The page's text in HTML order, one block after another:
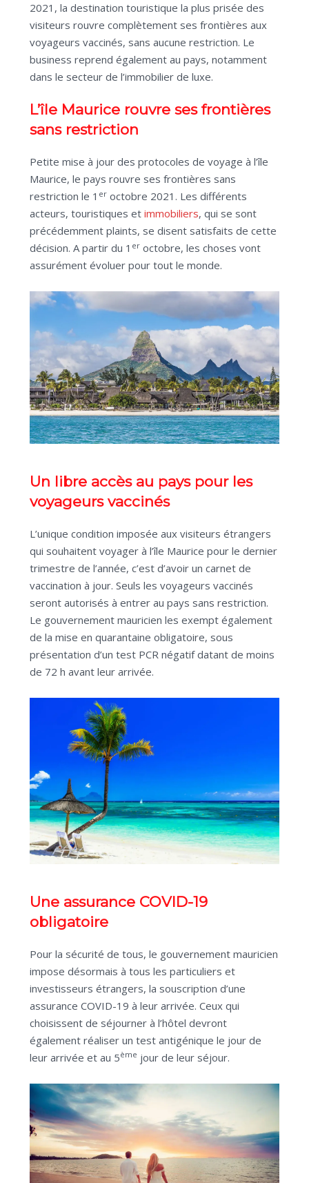
2021, la destination touristique la plus prisée des
visiteurs rouvre complètement ses frontières aux
voyageurs vaccinés, sans aucune restriction. Le
business reprend également au pays, notamment
dans le secteur de l’immobilier de luxe.
L’île Maurice rouvre ses frontières
sans restriction
Petite mise à jour des protocoles de voyage à l’île
Maurice, le pays rouvre ses frontières sans
restriction le 1 er octobre 2021. Les différents
acteurs, touristiques et immobiliers, qui se sont
précédemment plaints, se disent satisfaits de cette
décision. A partir du 1 er octobre, les choses vont
assurément évoluer pour tout le monde.
Un libre accès au pays pour les
voyageurs vaccinés
L’unique condition imposée aux visiteurs étrangers
qui souhaitent voyager à l’île Maurice pour le dernier
trimestre de l’année, c’est d’avoir un carnet de
vaccination à jour. Seuls les voyageurs vaccinés
seront autorisés à entrer au pays sans restriction.
Le gouvernement mauricien les exempt également
de la mise en quarantaine obligatoire, sous
présentation d’un test PCR négatif datant de moins
de 72 h avant leur arrivée.
Une assurance COVID-19
obligatoire
Pour la sécurité de tous, le gouvernement mauricien
impose désormais à tous les particuliers et
investisseurs étrangers, la souscription d’une
assurance COVID-19 à leur arrivée. Ceux qui
choisissent de séjourner à l’hôtel devront
également réaliser un test antigénique le jour de
leur arrivée et au 5ème jour de leur séjour.